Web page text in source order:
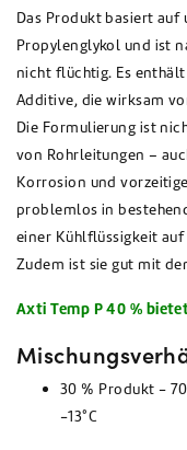
Das Produkt basiert
Propylenglykol und ist
nicht flüchtig. Es
Additive, die wirksam
Die Formulierung ist
von Rohrleitungen –
Korrosion und
problemlos in
einer Kühlflüssigkeit
Zudem ist sie gut mit
Axti Temp P 40 %
30 % Produkt -
-13°C